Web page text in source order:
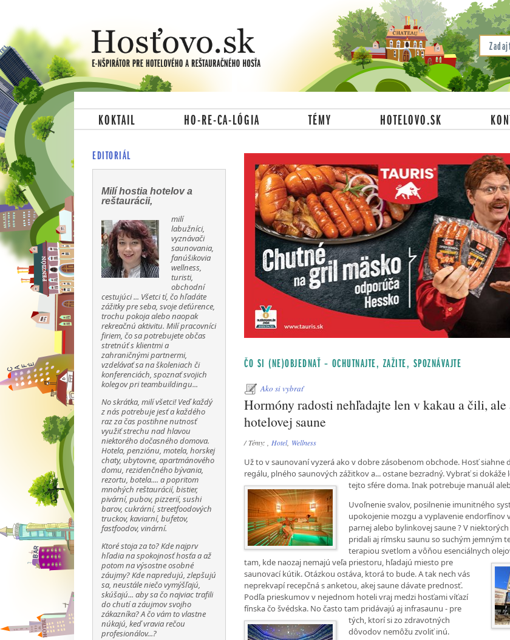
KOKTAIL HO-RE-CA-LÓGIA TÉMY HOTELOVO.SK
ČO SI (NE)OBJEDNAŤ – OCHUTNAJTE, ZAŽITE, SPOZNÁVAJTE
Ako si vybrať
Hormóny radosti nehľadajte len v kakau a čili, ale
hotelovej saune
/ Témy: , Hotel, Wellness
Už to v saunovaní vyzerá ako v dobre zásobenom obchode. Hosť siahne
regálu, plného saunových zážitkov a... ostane bezradný. Vybrať si dokáže
tejtosfére doma. Inak potrebuje manuál
Uvoľnenie svalov, posilnenie imunitného
upokojenie mozgu a vyplavenie endorfínov
parnej alebo bylinkovej saune ? V
pridali aj rímsku saunu so suchým jemným
terapiou svetlom a vôňou esenciálnych
tam, kde naozaj nemajú veľa priestoru, hľadajú miesto pre
saunovací kútik. Otázkou ostáva, ktorá to bude. A tak nech vás
neprekvapí recepčná s anketou, akej saune dávate prednosť.
Podľa prieskumov v nejednom hoteli vraj medzi hosťami víťazí
fínska čo švédska. No často tam pridávajú aj infrasaunu - pre
tých, ktorí si zo zdravotných
dôvodov nemôžu zvoliť inú.
EDITORIÁL
Milí hostia hotelov a
reštaurácii,
milí
labužníci,
vyznávači
saunovania,
fanúšikovia
wellness,
turisti,
obchodní
cestujúci ... Všetci tí, čo hľadáte
zážitky pre seba, svoje deťúrence,
trochu pokoja alebo naopak
rekreačnú aktivitu. Milí pracovníci
firiem, čo sa potrebujete občas
stretnúť s klientmi a
zahraničnými partnermi,
vzdelávať sa na školeniach či
konferenciách, spoznať svojich
kolegov pri teambuildingu...
No skrátka, milí všetci! Veď každý
z nás potrebuje jesť a každého
raz za čas postihne nutnosť
využiť strechu nad hlavou
niektorého dočasného domova.
Hotela, penziónu, motela, horskej
chaty, ubytovne, apartmánového
domu, rezidenčného bývania,
rezortu, botela.... a popritom
mnohých reštaurácií, bistier,
pivární, pubov, pizzerií, sushi
barov, cukrární, streetfoodových
truckov, kaviarní, bufetov,
fastfoodov, vinární.
Ktoré stoja za to? Kde najprv
hľadia na spokojnosť hosťa a až
potom na výsostne osobné
záujmy? Kde napredujú, zlepšujú
sa, neustále niečo vymýšľajú,
skúšajú... aby sa čo najviac trafili
do chutí a záujmov svojho
zákazníka? A čo vám to vlastne
núkajú, keď vravia rečou
profesionálov...?